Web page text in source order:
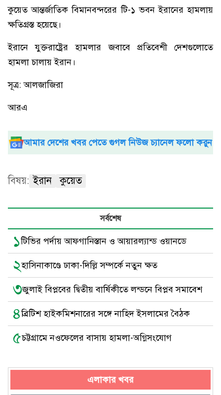
কুয়েত আন্তর্জাতিক বিমানবন্দরের টি-১ ভবন ইরানের হামলায়
ক্ষতিগ্রস্ত হয়েছে।
ইরানে যুক্তরাষ্ট্রের হামলার জবাবে প্রতিবেশী দেশগুলোতে
হামলা চালায় ইরান।
সূত্র: আলজাজিরা
আরএ
আমার দেশের খবর পেতে গুগল নিউজ চ্যানেল ফলো করুন
বিষয়: ইরান কুয়েত
সর্বশেষ
১টিভির পর্দায় আফগানিস্তান ও আয়ারল্যান্ড ওয়ানডে
২হাসিনাকাণ্ডে ঢাকা-দিল্লি সম্পর্কে নতুন ক্ষত
৩জুলাই বিপ্লবের দ্বিতীয় বার্ষিকীতে লন্ডনে বিপ্লব সমাবেশ
৪ব্রিটিশ হাইকমিশনারের সঙ্গে নাহিদ ইসলামের বৈঠক
৫চট্টগ্রামে নওফেলের বাসায় হামলা-অগ্নিসংযোগ
এলাকার খবর